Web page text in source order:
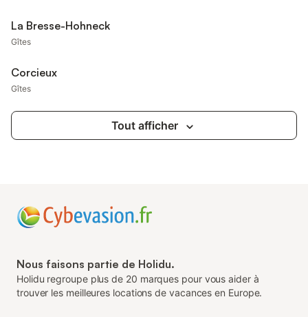
La Bresse-Hohneck
Gîtes
Corcieux
Gîtes
Tout afficher
Nous faisons partie de Holidu.
Holidu regroupe plus de 20 marques pour vous aider à
trouver les meilleures locations de vacances en Europe.